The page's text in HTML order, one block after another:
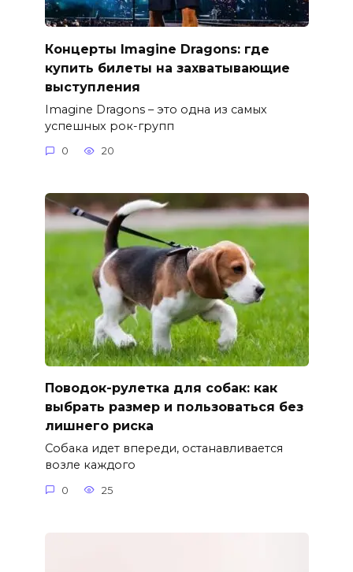
Концерты Imagine Dragons: где
купить билеты на захватывающие
выступления
Imagine Dragons – это одна из самых
успешных рок-групп
0 20
Поводок-рулетка для собак: как
выбрать размер и пользоваться без
лишнего риска
Собака идет впереди, останавливается
возле каждого
0 25